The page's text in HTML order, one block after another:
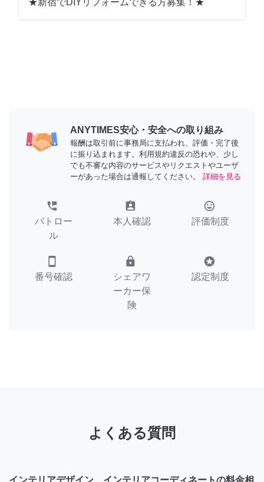
ANYTIMES安心・安全への取り組み
報酬は取引前に事務局に支払われ、評価・完了後
に振り込まれます。利用規約違反の恐れや、少し
でも不審な内容のサービスやリクエストやユーザ
ーがあった場合は通報してください。
詳細を見る
perm_phone_msg
パトロー
ル
assignment_ind
本人確認
tag_faces
評価制度
smartphone
番号確認
lock
シェアワ
ーカー保
険
stars
認定制度
よくある質問
インテリアデザイン、インテリアコーディネートの料金相